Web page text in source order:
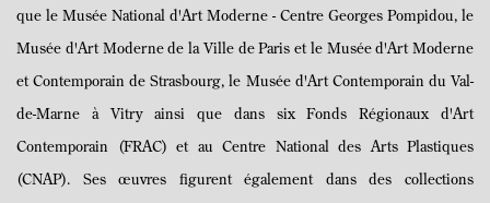
que le Musée National d'Art Moderne - Centre Georges Pompidou, le
Musée d'Art Moderne de la Ville de Paris et le Musée d'Art Moderne
et Contemporain de Strasbourg, le Musée d'Art Contemporain du Val-
de-Marne à Vitry ainsi que dans six Fonds Régionaux d'Art
Contemporain (FRAC) et au Centre National des Arts Plastiques
(CNAP). Ses œuvres figurent également dans des collections